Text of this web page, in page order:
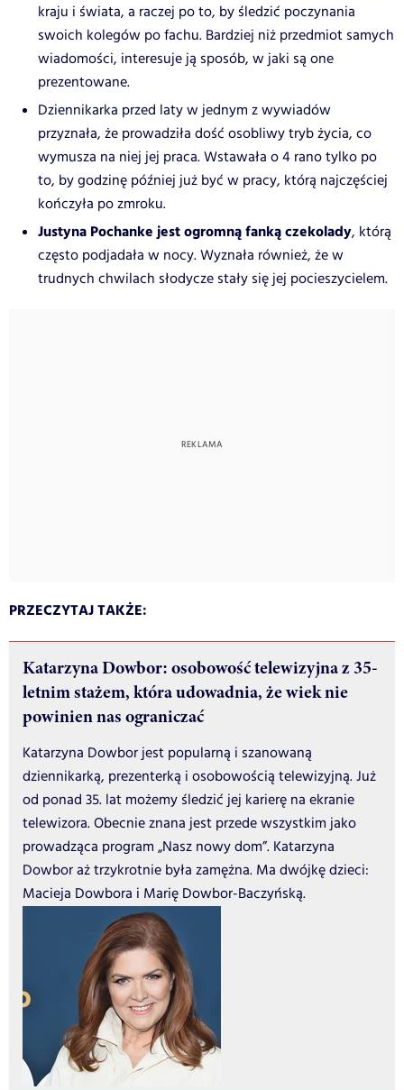
kraju i świata, a raczej po to, by śledzić poczynania
swoich kolegów po fachu. Bardziej niż przedmiot samych
wiadomości, interesuje ją sposób, w jaki są one
prezentowane.
Dziennikarka przed laty w jednym z wywiadów
przyznała, że prowadziła dość osobliwy tryb życia, co
wymusza na niej jej praca. Wstawała o 4 rano tylko po
to, by godzinę później już być w pracy, którą najczęściej
kończyła po zmroku.
Justyna Pochanke jest ogromną fanką czekolady, którą
często podjadała w nocy. Wyznała również, że w
trudnych chwilach słodycze stały się jej pocieszycielem.
PRZECZYTAJ TAKŻE:
Katarzyna Dowbor: osobowość telewizyjna z 35-
letnim stażem, która udowadnia, że wiek nie
powinien nas ograniczać
Katarzyna Dowbor jest popularną i szanowaną
dziennikarką, prezenterką i osobowością telewizyjną. Już
od ponad 35. lat możemy śledzić jej karierę na ekranie
telewizora. Obecnie znana jest przede wszystkim jako
prowadząca program „Nasz nowy dom”. Katarzyna
Dowbor aż trzykrotnie była zamężna. Ma dwójkę dzieci:
Macieja Dowbora i Marię Dowbor-Baczyńską.